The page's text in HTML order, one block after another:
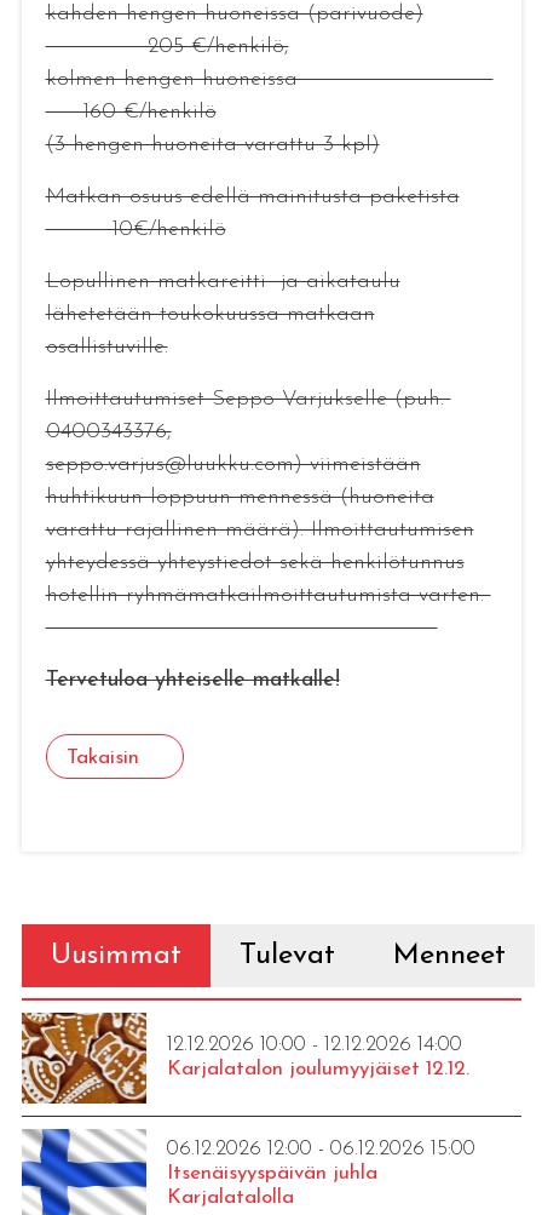
kahden hengen huoneissa (parivuode)
205 €/henkilö,
kolmen hengen huoneissa
160 €/henkilö
(3 hengen huoneita varattu 3 kpl)
Matkan osuus edellä mainitusta paketista
10€/henkilö
Lopullinen matkareitti ja aikataulu
lähetetään toukokuussa matkaan
osallistuville.
Ilmoittautumiset Seppo Varjukselle (puh.
0400343376,
seppo.varjus@luukku.com) viimeistään
huhtikuun loppuun mennessä (huoneita
varattu rajallinen määrä). Ilmoittautumisen
yhteydessä yhteystiedot sekä henkilötunnus
hotellin ryhmämatkailmoittautumista varten.
Tervetuloa yhteiselle matkalle!
Takaisin
Uusimmat Tulevat Menneet
12.12.2026 10:00 - 12.12.2026 14:00
Karjalatalon joulumyyjäiset 12.12.
06.12.2026 12:00 - 06.12.2026 15:00
Itsenäisyyspäivän juhla
Karjalatalolla